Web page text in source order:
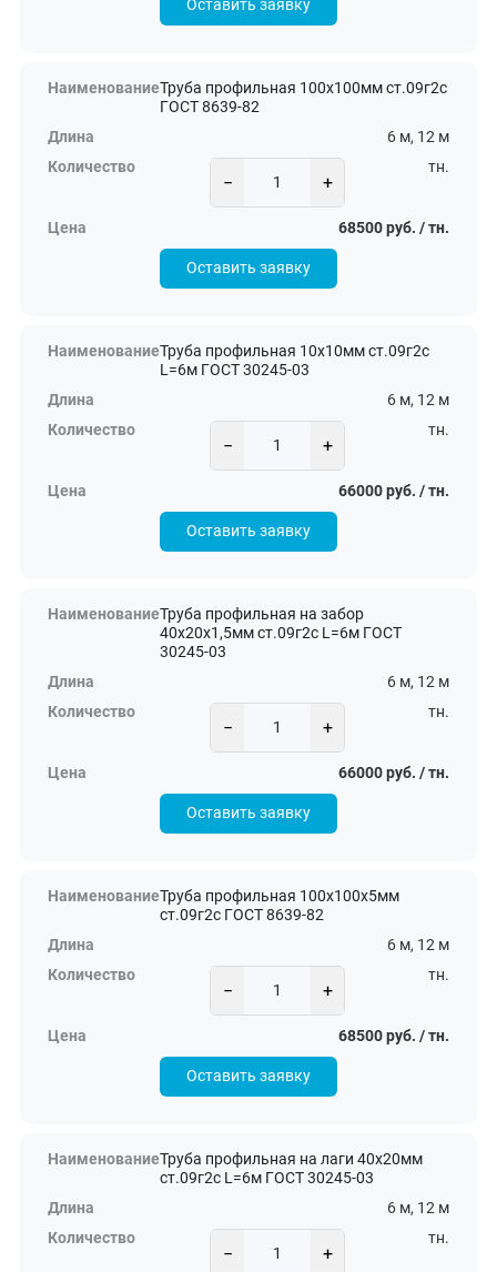
Оставить заявку
Труба профильная 100х100мм ст.09г2с
ГОСТ 8639-82
6 м, 12 м
− +
тн.
68500 руб. / тн.
Оставить заявку
Труба профильная 10х10мм ст.09г2с
L=6м ГОСТ 30245-03
6 м, 12 м
− +
тн.
66000 руб. / тн.
Оставить заявку
Труба профильная на забор
40х20х1,5мм ст.09г2с L=6м ГОСТ
30245-03
6 м, 12 м
− +
тн.
66000 руб. / тн.
Оставить заявку
Труба профильная 100х100х5мм
ст.09г2с ГОСТ 8639-82
6 м, 12 м
− +
тн.
68500 руб. / тн.
Оставить заявку
Труба профильная на лаги 40х20мм
ст.09г2с L=6м ГОСТ 30245-03
6 м, 12 м
− +
тн.